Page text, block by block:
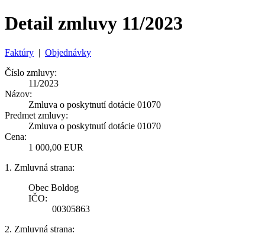
Detail zmluvy 11/2023
Faktúry | Objednávky
Číslo zmluvy:
11/2023
Názov:
Zmluva o poskytnutí dotácie 01070
Predmet zmluvy:
Zmluva o poskytnutí dotácie 01070
Cena:
1 000,00 EUR
1. Zmluvná strana:
Obec Boldog
IČO:
00305863
2. Zmluvná strana: